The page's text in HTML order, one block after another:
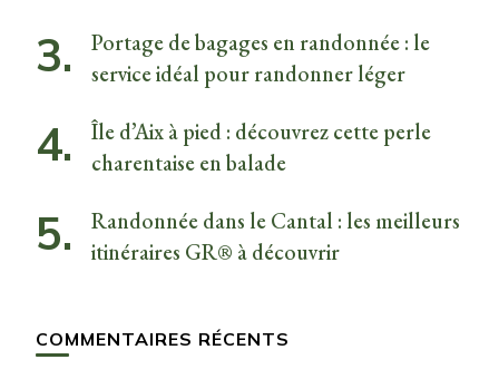
Portage de bagages en randonnée : le
service idéal pour randonner léger
Île d’Aix à pied : découvrez cette perle
charentaise en balade
Randonnée dans le Cantal : les meilleurs
itinéraires GR® à découvrir
COMMENTAIRES RÉCENTS